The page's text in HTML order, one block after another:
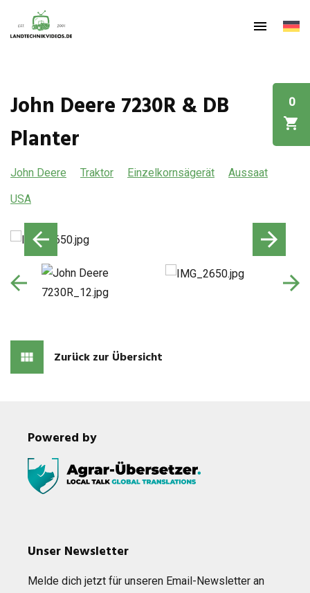
0
John Deere 7230R & DB
Planter
John Deere Traktor Einzelkornsägerät
Aussaat
USA
Zurück zur Übersicht
Powered by
Unser Newsletter
Melde dich jetzt für unse­ren Email-News­let­ter an